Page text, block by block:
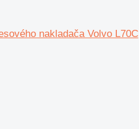
nakladača Volvo L70C